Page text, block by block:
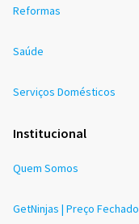
Reformas
Saúde
Serviços Domésticos
Institucional
Quem Somos
GetNinjas | Preço Fechado